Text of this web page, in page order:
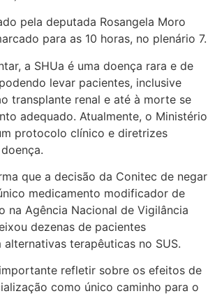
pela deputada Rosangela Moro
para as 10 horas, no plenário 7.
a SHUa é uma doença rara e de
levar pacientes, inclusive
transplante renal e até à morte se
adequado. Atualmente, o Ministério
protocolo clínico e diretrizes
que a decisão da Conitec de negar
medicamento modificador de
na Agência Nacional de Vigilância
dezenas de pacientes
alternativas terapêuticas no SUS.
refletir sobre os efeitos de
como único caminho para o